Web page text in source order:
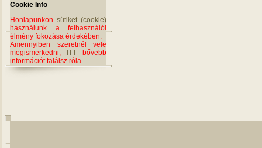
Cookie Info
Honlapunkon sütiket (cookie)
használunk a felhasználói
élmény fokozása érdekében.
Amennyiben szeretnél vele
megismerkedni,
ITT bővebb
információt találsz róla.